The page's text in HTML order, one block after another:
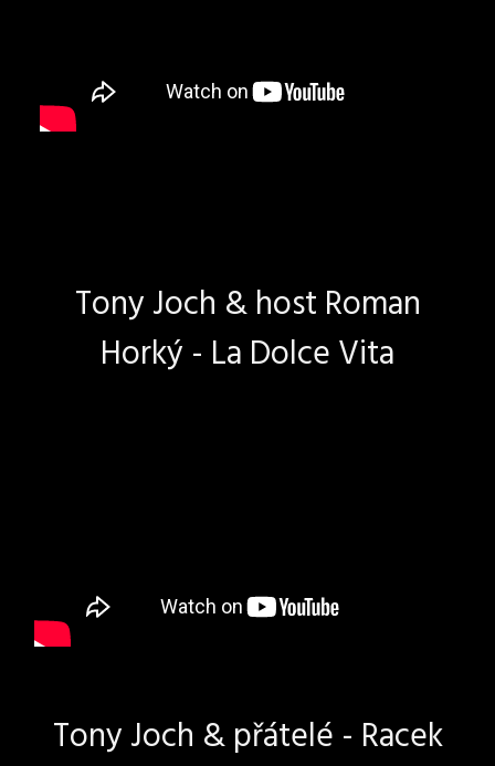
Tony Joch & host Roman
Horký - La Dolce Vita
Tony Joch & přátelé - Racek